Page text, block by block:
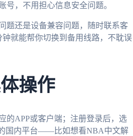
，不用担心信息安全问题。
题还是设备兼容问题，随时联系客
就能帮你切换到备用线路，不耽误
操作
的APP或客户端；注册登录后，选
国内平台——比如想看NBA中文解